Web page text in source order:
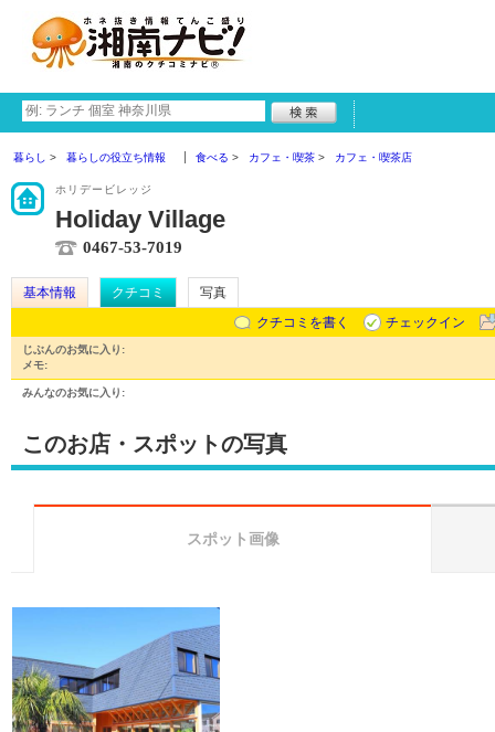
暮らし 暮らしの役立ち情報 食べる カフェ・喫茶 カフェ・喫茶店
ホリデービレッジ
Holiday Village
0467-53-7019
基本情報 クチコミ
写真
クチコミを書く
チェックイン
じぶんのお気に入り:
メモ:
みんなのお気に入り:
このお店・スポットの写真
スポット画像